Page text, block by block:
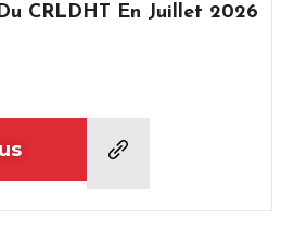
CRLDHT En Juillet 2026